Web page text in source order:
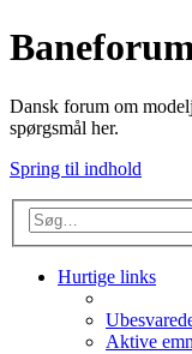
Dansk forum om
spørgsmål her.
Spring til indhold
Hurtige links
Aktive